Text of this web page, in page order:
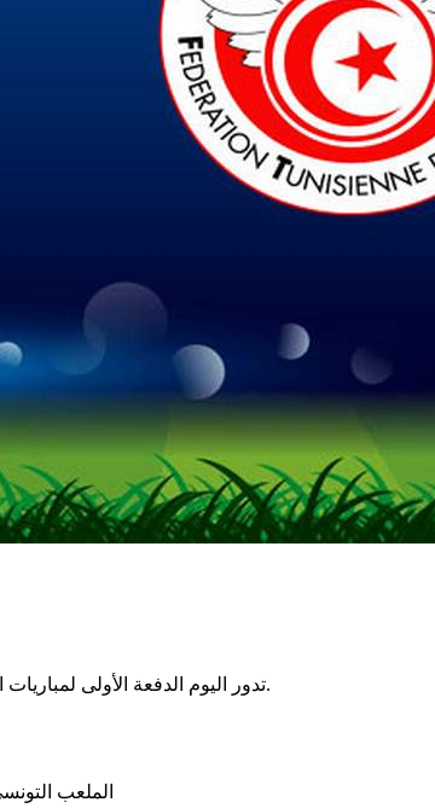
تدور اليوم الدفعة الأولى لمباريات الجولة 26 للرابطة المحترفة الأولى لكرة القدم بداية من الساعة 14:30.
الملعب